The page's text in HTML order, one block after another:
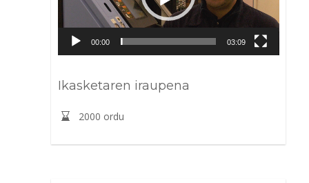
00:00 03:09
Ikasketaren iraupena
2000 ordu